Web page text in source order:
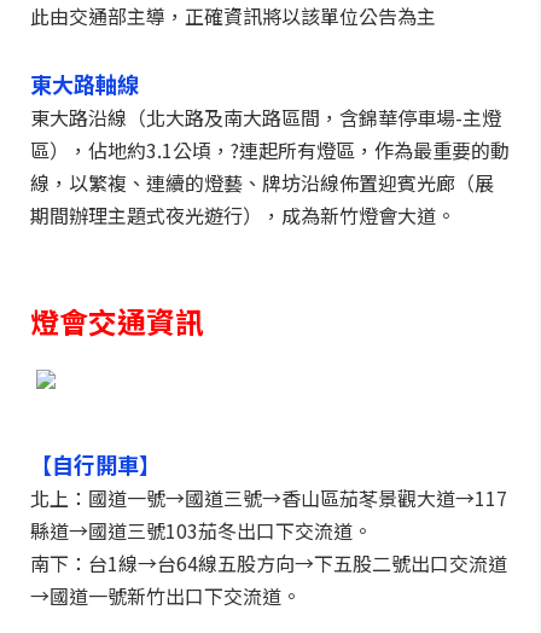
此由交通部主導，正確資訊將以該單位公告為主
東大路軸線
東大路沿線（北大路及南大路區間，含錦華停車場-主燈
區），佔地約3.1公頃，?連起所有燈區，作為最重要的動
線，以繁複、連續的燈藝、牌坊沿線佈置迎賓光廊（展
期間辦理主題式夜光遊行），成為新竹燈會大道。
燈會交通資訊
【自行開車】
北上：國道一號→國道三號→香山區茄苳景觀大道→117
縣道→國道三號103茄冬出口下交流道。
南下：台1線→台64線五股方向→下五股二號出口交流道
→國道一號新竹出口下交流道。